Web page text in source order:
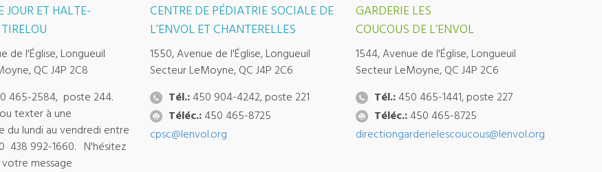
JOUR ET HALTE-
de l'Église, Longueuil
QC J4P 2C8
465-2584, poste 244.
texter à une
du lundi au vendredi entre
438 992-1660. N'hésitez
votre message
CENTRE DE PÉDIATRIE SOCIALE DE
L’ENVOL ET CHANTERELLES
1550, Avenue de l'Église, Longueuil
Secteur LeMoyne, QC J4P 2C6
Tél.: 450 904-4242, poste 221
Téléc.: 450 465-8725
cpsc@lenvol.org
GARDERIE LES
COUCOUS DE L’ENVOL
1544, Avenue de l'Église, Longueuil
Secteur LeMoyne, QC J4P 2C6
Tél.:450 465-1441, poste 227
Téléc.:450 465-8725
directiongarderielescoucous@lenvol.org